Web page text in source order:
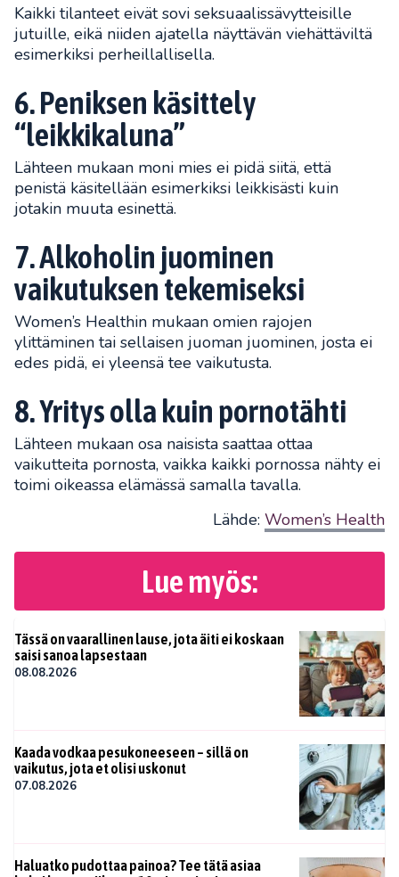
Kaikki tilanteet eivät sovi seksuaalissävytteisille
jutuille, eikä niiden ajatella näyttävän viehättäviltä
esimerkiksi perheillallisella.
6. Peniksen käsittely
“leikkikaluna”
Lähteen mukaan moni mies ei pidä siitä, että
penistä käsitellään esimerkiksi leikkisästi kuin
jotakin muuta esinettä.
7. Alkoholin juominen
vaikutuksen tekemiseksi
Women’s Healthin mukaan omien rajojen
ylittäminen tai sellaisen juoman juominen, josta ei
edes pidä, ei yleensä tee vaikutusta.
8. Yritys olla kuin pornotähti
Lähteen mukaan osa naisista saattaa ottaa
vaikutteita pornosta, vaikka kaikki pornossa nähty ei
toimi oikeassa elämässä samalla tavalla.
Lähde: Women’s Health
Lue myös:
Tässä on vaarallinen lause, jota äiti ei koskaan
saisi sanoa lapsestaan
08.08.2026
Kaada vodkaa pesukoneeseen – sillä on
vaikutus, jota et olisi uskonut
07.08.2026
Haluatko pudottaa painoa? Tee tätä asiaa